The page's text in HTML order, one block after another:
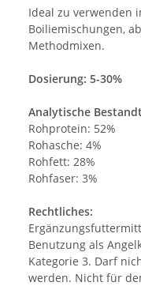
Ideal zu verwenden
Boiliemischungen,
Methodmixen.
Dosierung: 5-30%
Analytische
Rohprotein: 52%
Rohasche: 4%
Rohfett: 28%
Rohfaser: 3%
Rechtliches:
Benutzung als
Kategorie 3. Darf
werden. Nicht für